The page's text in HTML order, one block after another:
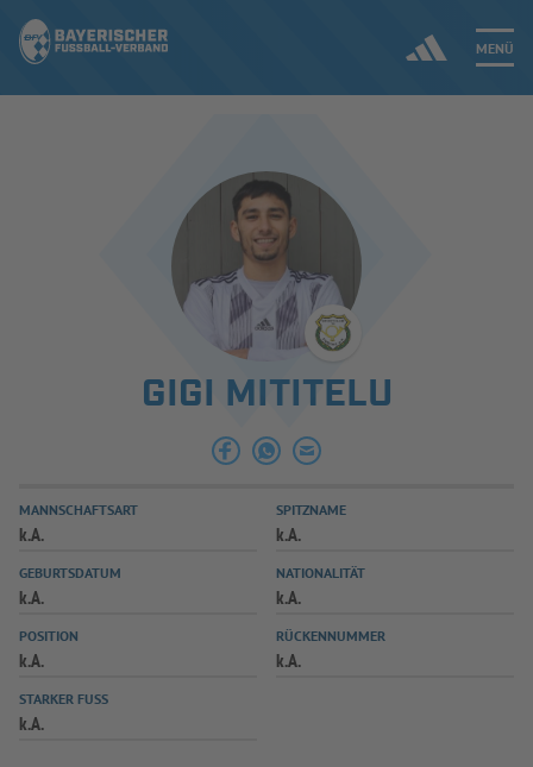
MENÜ
ERGEBNISSE & WETTBEWERBE
SPIELBETRIEB & VERBANDSLEBEN
AUSBILDUNG & FÖRDERUNG
SPIELPLUS
GIGI MITITELU
MANNSCHAFTSART
k.A.
SPITZNAME
k.A.
GEBURTSDATUM
k.A.
NATIONALITÄT
k.A.
POSITION
k.A.
RÜCKENNUMMER
k.A.
STARKER FUSS
k.A.